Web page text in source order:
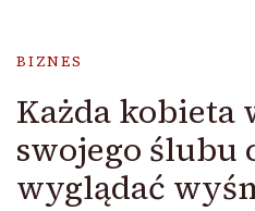
BIZNES
Każda kobieta
swojego ślubu
wyglądać